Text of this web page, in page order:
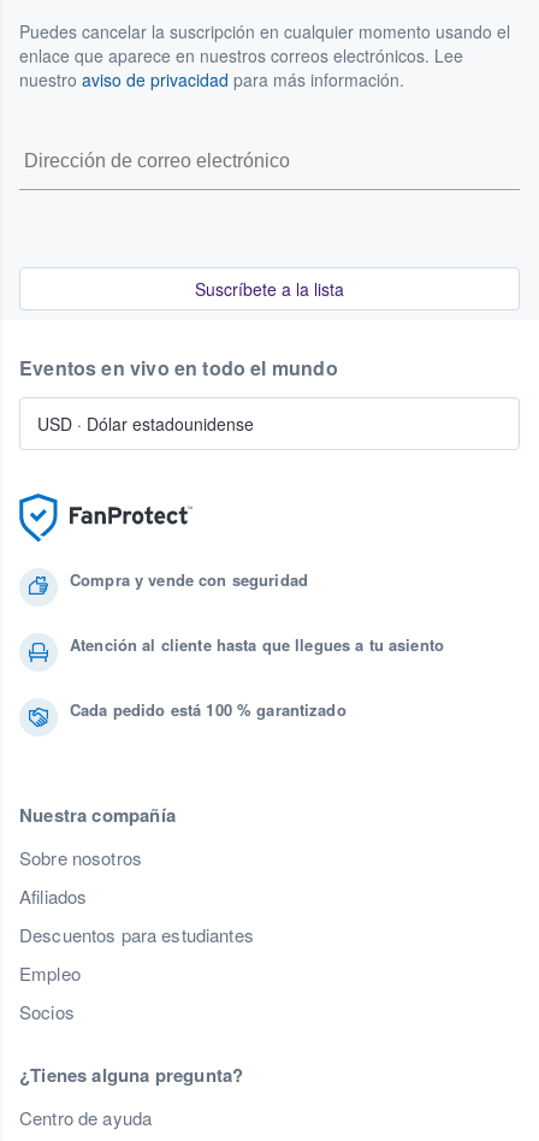
Puedes cancelar la suscripción en cualquier momento usando el
enlace que aparece en nuestros correos electrónicos. Lee
nuestro aviso de privacidad para más información.
Suscríbete a la lista
Compra y vende con seguridad
Atención al cliente hasta que llegues a tu asiento
Cada pedido está 100 % garantizado
Nuestra compañía
Sobre nosotros
Afiliados
Descuentos para estudiantes
Empleo
Socios
¿Tienes alguna pregunta?
Centro de ayuda
Eventos en vivo en todo el mundo
USD · Dólar estadounidense